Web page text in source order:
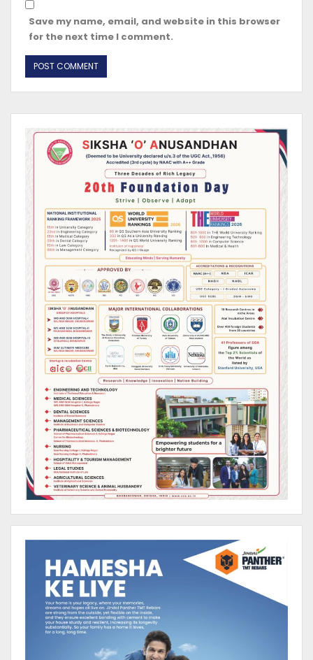
Save my name, email, and website in this browser
for the next time I comment.